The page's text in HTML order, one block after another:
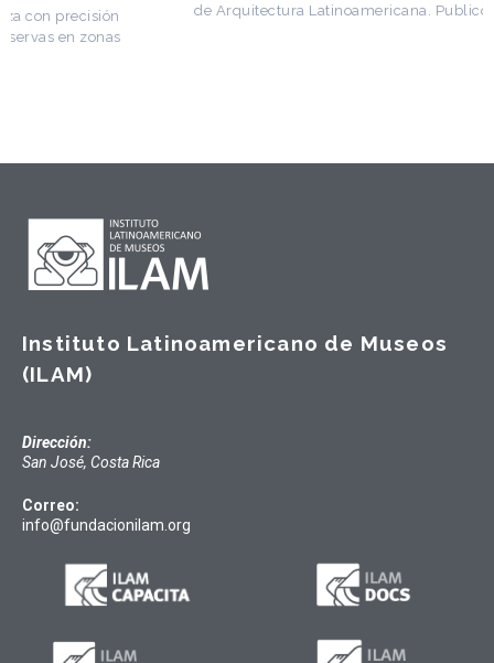
de Arquitectura Latinoamericana. Publicó más de
Instituto Latinoamericano de Museos
(ILAM)
Dirección:
San José, Costa Rica
Correo:
info@fundacionilam.org